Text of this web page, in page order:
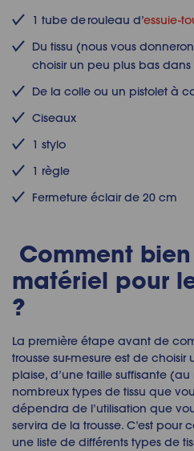
1 tube de rouleau d’essuie-
Du tissu (nous vous
choisir un peu plus bas
De la colle ou un pistolet à
Ciseaux
1 stylo
1 règle
Fermeture éclair de 20 cm
Comment
matériel pour
?
La première étape avant de
trousse sur-mesure est de
plaise, d’une taille suffisante
nombreux types de tissu que
dépendra de l’utilisation que
servira de la trousse. C’est pour
une liste de différents types de